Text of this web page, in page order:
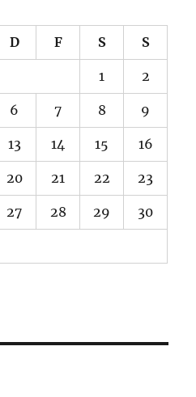
D F S S
1 2
6 7 8 9
13 14 15 16
20 21 22 23
27 28 29 30